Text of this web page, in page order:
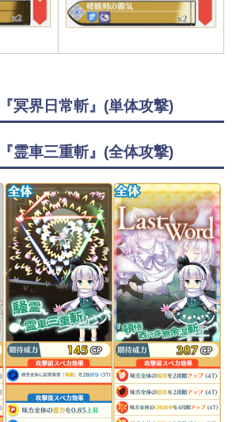
冥界日常斬』(単体攻撃)
霊車三重斬』(全体攻撃)